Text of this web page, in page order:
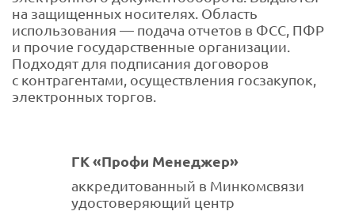
на защищенных носителях. Область
использования — подача отчетов в ФСС, ПФР
и прочие государственные организации.
Подходят для подписания договоров
с контрагентами, осуществления госзакупок,
электронных торгов.
ГК «Профи Менеджер»
аккредитованный в Минкомсвязи
удостоверяющий центр